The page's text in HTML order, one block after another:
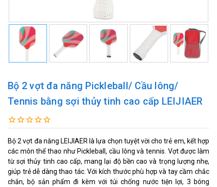
Bộ 2 vợt đa năng Pickleball/ Cầu lông/
Tennis bằng sợi thủy tinh cao cấp LEIJIAER
Bộ 2 vợt đa năng LEIJIAER là lựa chọn tuyệt vời cho trẻ em, kết hợp
các môn thể thao như Pickleball, cầu lông và tennis. Vợt được làm
từ sợi thủy tinh cao cấp, mang lại độ bền cao và trọng lượng nhẹ,
giúp trẻ dễ dàng thao tác. Với kích thước phù hợp và tay cầm chắc
chắn, bộ sản phẩm đi kèm với túi chống nước tiện lợi, 3 bóng